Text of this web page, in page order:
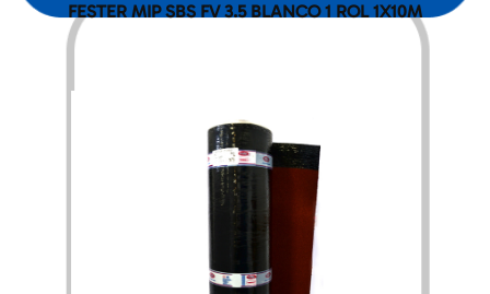
FESTER MIP SBS FV 3.5 BLANCO 1 ROL 1X10M